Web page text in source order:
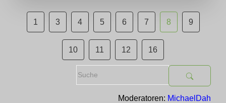
1 3 4 5 6 7 8 9
10 11 12 16
Moderatoren: MichaelDah